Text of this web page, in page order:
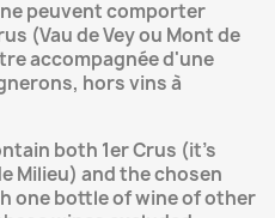
peuvent comporter
(Vau de Vey ou Mont de
accompagnée d'une
hors vins à
both 1er Crus (it's
Milieu) and the chosen
one bottle of wine of other